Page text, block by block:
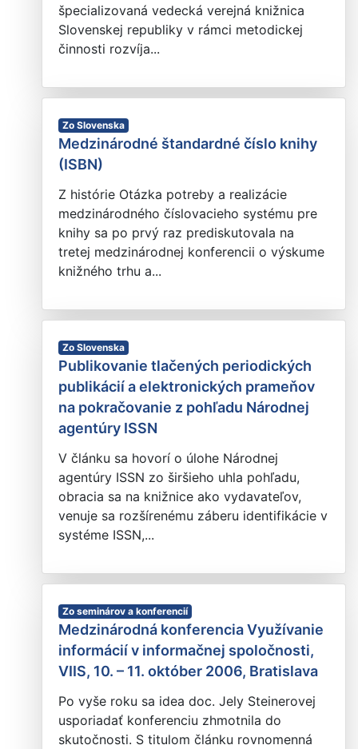
špecializovaná vedecká verejná knižnica
Slovenskej republiky v rámci metodickej
činnosti rozvíja...
Zo Slovenska
Medzinárodné štandardné číslo knihy
(ISBN)
Z histórie Otázka potreby a realizácie
medzinárodného číslovacieho systému pre
knihy sa po prvý raz prediskutovala na
tretej medzinárodnej konferencii o výskume
knižného trhu a...
Zo Slovenska
Publikovanie tlačených periodických
publikácií a elektronických prameňov
na pokračovanie z pohľadu Národnej
agentúry ISSN
V článku sa hovorí o úlohe Národnej
agentúry ISSN zo širšieho uhla pohľadu,
obracia sa na knižnice ako vydavateľov,
venuje sa rozšírenému záberu identifikácie v
systéme ISSN,...
Zo seminárov a konferencií
Medzinárodná konferencia Využívanie
informácií v informačnej spoločnosti,
VIIS, 10. – 11. október 2006, Bratislava
Po vyše roku sa idea doc. Jely Steinerovej
usporiadať konferenciu zhmotnila do
skutočnosti. S titulom článku rovnomenná